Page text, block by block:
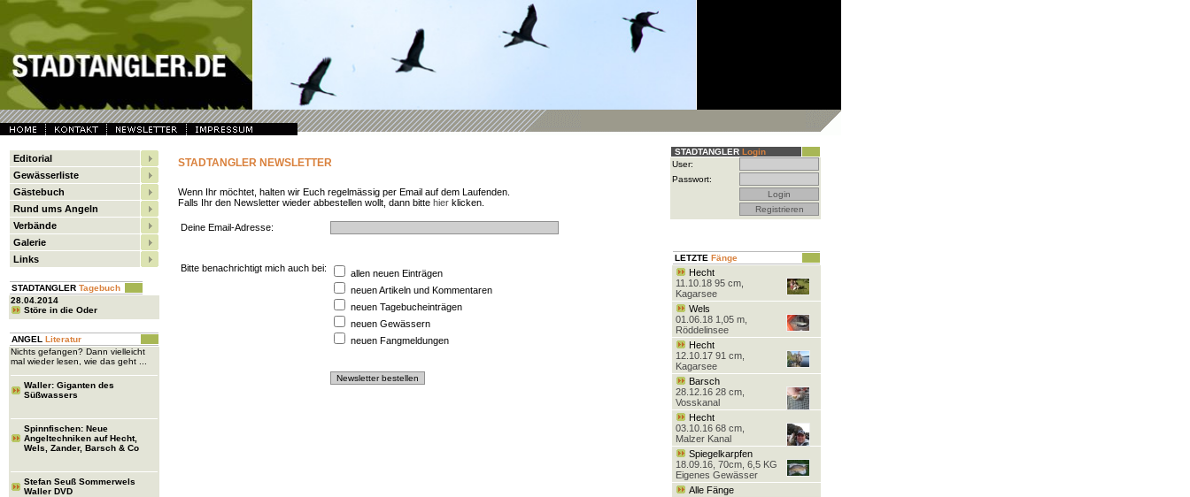
Editorial
Gewässerliste
Gästebuch
Rund ums Angeln
Verbände
Galerie
Links
STADTANGLER Tagebuch
28.04.2014
Störe in die Oder
ANGEL Literatur
Nichts gefangen? Dann vielleicht
mal wieder lesen, wie das geht ...
Waller: Giganten des
Süßwassers
Spinnfischen: Neue
Angeltechniken auf Hecht,
Wels, Zander, Barsch & Co
Stefan Seuß Sommerwels
Waller DVD
STADTANGLER NEWSLETTER
Wenn Ihr möchtet, halten wir Euch regelmässig per Email auf dem Laufenden.
Falls Ihr den Newsletter wieder abbestellen wollt, dann bitte hier klicken.
Deine Email-Adresse:
Bitte benachrichtigt mich auch bei:
allen neuen Einträgen
neuen Artikeln und Kommentaren
neuen Tagebucheinträgen
neuen Gewässern
neuen Fangmeldungen
STADTANGLER Login
User:
Passwort:
LETZTE Fänge
Hecht
11.10.18 95 cm,
Kagarsee
Wels
01.06.18 1,05 m,
Röddelinsee
Hecht
12.10.17 91 cm,
Kagarsee
Barsch
28.12.16 28 cm,
Vosskanal
Hecht
03.10.16 68 cm,
Malzer Kanal
Spiegelkarpfen
18.09.16, 70cm, 6,5 KG
Eigenes Gewässer
Alle Fänge